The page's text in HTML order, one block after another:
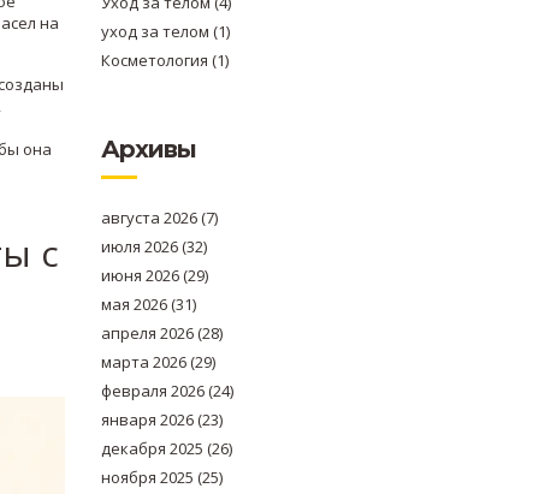
на
она
с
уход за телом (1)
Косметология (1)
Архивы
августа 2026(7)
июля 2026(32)
июня 2026(29)
мая 2026(31)
апреля 2026(28)
марта 2026(29)
февраля 2026(24)
января 2026(23)
декабря 2025 (26)
ноября 2025 (25)